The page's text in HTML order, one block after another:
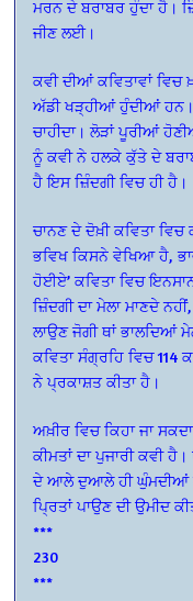
ਮਰਨ ਦੇ ਬਰਾਬਰ ਹੁੰਦਾ ਹੈ।
ਜੀਣ ਲਈ।
ਕਵੀ ਦੀਆਂ ਕਵਿਤਾਵਾਂ ਵਿਚ
ਅੱਡੀ ਖੜ੍ਹੀਆਂ ਹੁੰਦੀਆਂ
ਚਾਹੀਦਾ। ਲੋੜਾਂ ਪੂਰੀਆਂ
ਨੂੰ ਕਵੀ ਨੇ ਹਲਕੇ ਕੁੱਤੇ ਦੇ
ਹੈ ਇਸ ਜ਼ਿੰਦਗੀ ਵਿਚ ਹੀ ਹੈ।
ਚਾਨਣ ਦੇ ਦੋਖ਼ੀ ਕਵਿਤਾ
ਭਵਿਖ ਕਿਸਨੇ ਵੇਖਿਆ ਹੈ,
ਹੋਈਏ’ ਕਵਿਤਾ ਵਿਚ
ਜ਼ਿੰਦਗੀ ਦਾ ਮੇਲਾ ਮਾਣਦੇ
ਲਾਉਣ ਜੋਗੀ ਥਾਂ ਭਾਲਦਿਆਂ
ਕਵਿਤਾ ਸੰਗ੍ਰਹਿ ਵਿਚ
ਨੇ ਪ੍ਰਕਾਸ਼ਤ ਕੀਤਾ ਹੈ।
ਅਖ਼ੀਰ ਵਿਚ ਕਿਹਾ ਜਾ
ਕੀਮਤਾਂ ਦਾ ਪੁਜਾਰੀ ਕਵੀ
ਦੇ ਆਲੇ ਦੁਆਲੇ ਹੀ ਘੁੰਮਦੀਆਂ
ਪਿ੍ਰਤਾਂ ਪਾਉਣ ਦੀ ਉਮੀਦ
***
230
***